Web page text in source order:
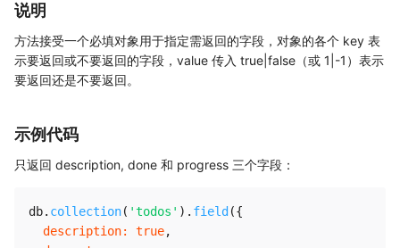
说明
方法接受一个必填对象用于指定需返回的字段，对象的各个 key 表
示要返回或不要返回的字段，value 传入 true|false（或 1|-1）表示
要返回还是不要返回。
示例代码
只返回 description, done 和 progress 三个字段：
db. collection( 'todos' ) . field ({
description: true,